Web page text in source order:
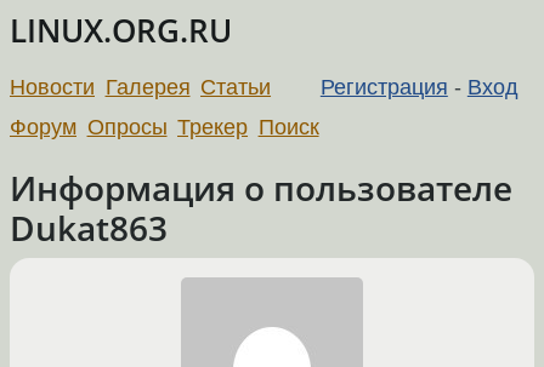
LINUX.ORG.RU
Регистрация - Вход
Новости Галерея Статьи
Форум Опросы Трекер Поиск
Информация о пользователе
Dukat863